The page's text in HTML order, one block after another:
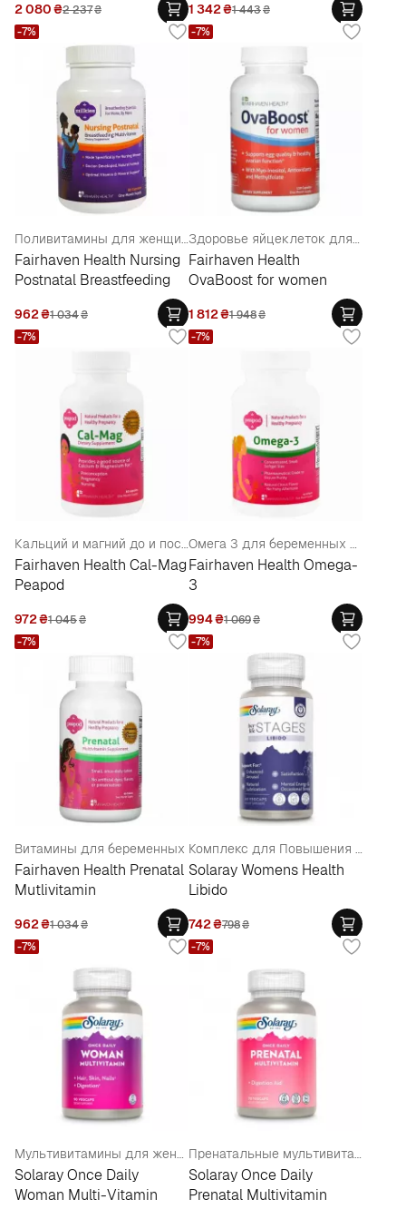
2 080₴2 237₴ 1 342₴1 443₴
Поливитамины для женщин после родов
Fairhaven Health Nursing
Postnatal Breastfeeding
962₴1 034₴
-7%
Здоровье яйцеклеток для женщин
Fairhaven Health
OvaBoost for women
1 812₴1 948₴
-7%
Кальций и магний до и после родов
Fairhaven Health Cal-Mag
Peapod
972₴1 045₴
-7%
Омега 3 для беременных с цитрусовым вкусом
Fairhaven Health Omega-
3
994₴1 069₴
-7%
Витамины для беременных
Fairhaven Health Prenatal
Mutlivitamin
962₴1 034₴
-7%
Комплекс для Повышения Либидо Женщин
Solaray Womens Health
Libido
742₴798₴
-7%
Мультивитамины для женщин
Solaray Once Daily
Woman Multi-Vitamin
-7%
Пренатальные мультивитамины
Solaray Once Daily
Prenatal Multivitamin
-7%